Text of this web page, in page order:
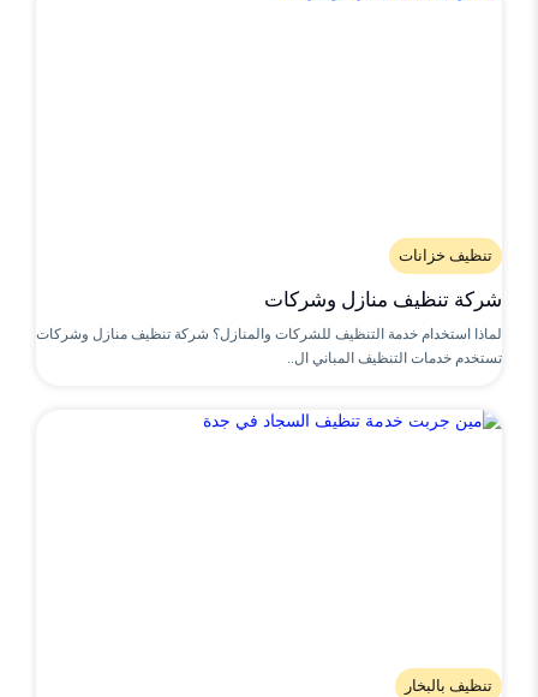
تنظيف خزانات
شركة تنظيف منازل وشركات
لماذا استخدام خدمة التنظيف للشركات والمنازل؟ شركة تنظيف منازل وشركات
تستخدم خدمات التنظيف المباني ال..
تنظيف بالبخار